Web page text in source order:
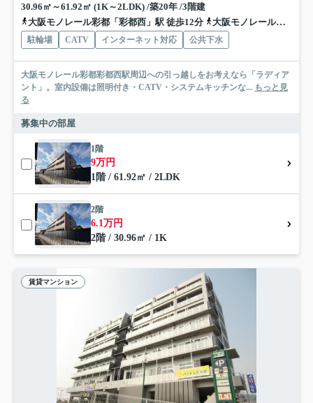
30.96㎡～61.92㎡ (1K～2LDK) /築20年 /3階建
大阪モノレール彩都「彩都西」駅 徒歩12分
大阪モノレール彩都「豊川」駅 徒歩26分
駐輪場 CATV インターネット対応 公共下水
大阪モノレール彩都彩都西駅周辺への引っ越しをお考えなら「ラディア
ント」。室内設備は照明付き・CATV・システムキッチンな... もっと見
る
募集中の部屋
1階
9万円
1階 / 61.92㎡ / 2LDK
2階
6.1万円
2階 / 30.96㎡ / 1K
賃貸マンション